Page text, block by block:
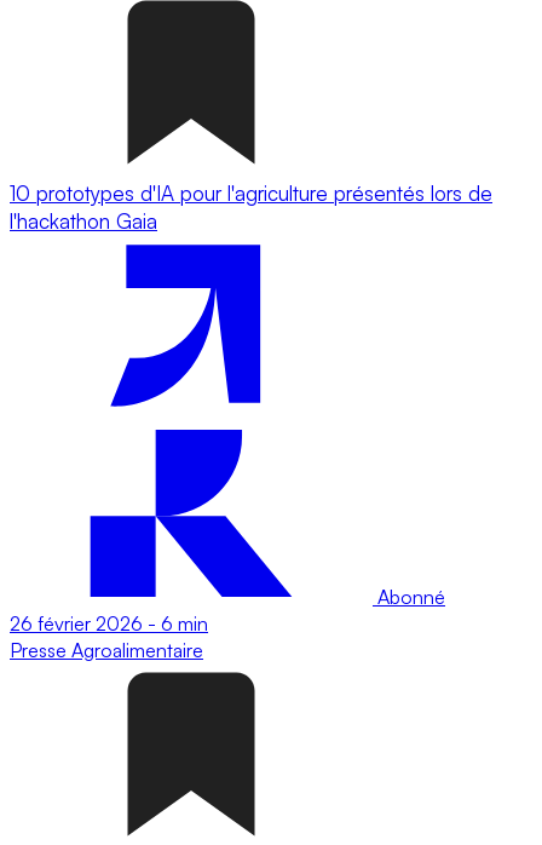
10 prototypes d'IA pour l'agriculture présentés lors de
l'hackathon Gaia
Abonné
26 février 2026 - 6 min
Presse Agroalimentaire